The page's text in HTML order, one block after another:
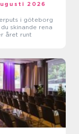
2026
i göteborg
skinande rena
året runt